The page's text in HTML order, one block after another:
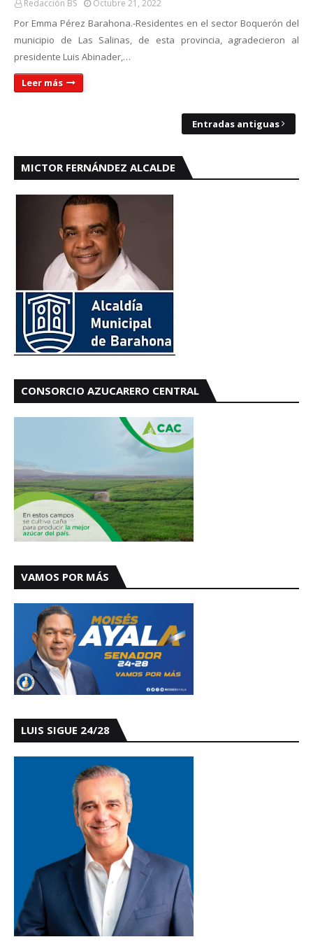
Redacción BS Octubre 21, 2022
Por Emma Pérez Barahona.-Residentes en el sector Boquerón del
municipio de Las Salinas, de esta provincia, agradecieron al
presidente Luis Abinader,…
Leer más
Entradas antiguas
MICTOR FERNÁNDEZ ALCALDE
CONSORCIO AZUCARERO CENTRAL
VAMOS POR MÁS
LUIS SIGUE 24/28